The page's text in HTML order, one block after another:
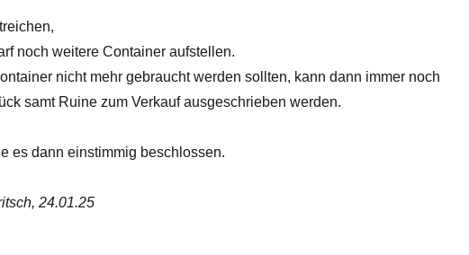
noch weitere Container aufstellen.
nicht mehr gebraucht werden sollten, kann dann immer noch
samt Ruine zum Verkauf ausgeschrieben werden.
es dann einstimmig beschlossen.
24.01.25